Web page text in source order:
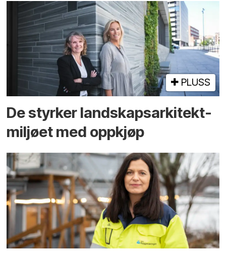
PLUSS
De styrker landskaps­arkitekt­
miljøet med oppkjøp